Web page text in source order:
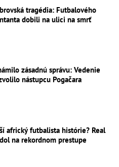
tragédia: Futbalového
dobili na ulici na smrť
zásadnú správu: Vedenie
nástupcu Pogačara
africký futbalista histórie? Real
na rekordnom prestupe